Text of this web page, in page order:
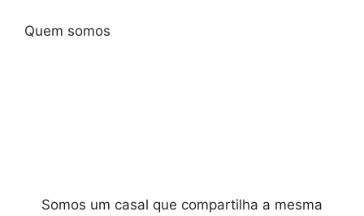
Quem somos
Somos um casal que compartilha a mesma